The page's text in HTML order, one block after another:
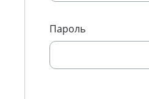
Пароль